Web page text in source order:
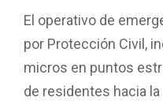
El operativo de
por Protección Civil,
micros en puntos
de residentes hacia la